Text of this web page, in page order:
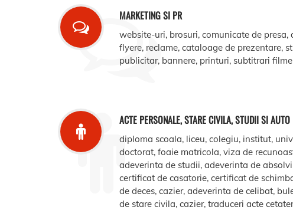
MARKETING SI PR
website-uri, brosuri, comunicate de presa,
flyere, reclame, cataloage de prezentare,
publicitar, bannere, printuri, subtitrari
ACTE PERSONALE, STARE CIVILA, STUDII SI AUTO
diploma scoala, liceu, colegiu, institut,
doctorat, foaie matricola, viza de
adeverinta de studii, adeverinta de
certificat de casatorie, certificat de
de deces, cazier, adeverinta de celibat,
de stare civila, cazier, traduceri acte